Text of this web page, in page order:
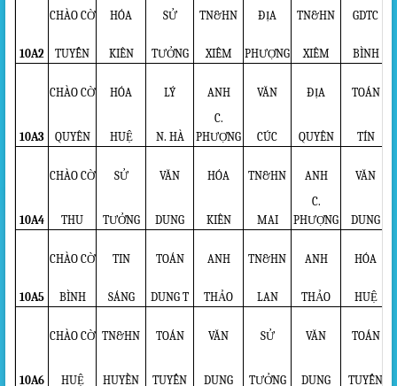
10A2
CHÀO CỜ HÓA SỬ TN&HN ĐỊA TN&HN GDTC
TUYẾN KIÊN TƯỞNG XIÊM PHƯỢNG XIÊM BÌNH
10A3
CHÀO CỜ HÓA LÝ ANH VĂN ĐỊA TOÁN
QUYÊN HUỆ N. HÀ
C.
PHƯỢNG
CÚC QUYÊN TÍN
10A4
CHÀO CỜ SỬ VĂN HÓA TN&HN ANH VĂN
THU TƯỞNG DUNG KIÊN MAI
C.
PHƯỢNG
DUNG
10A5
CHÀO CỜ TIN TOÁN ANH TN&HN ANH HÓA
BÌNH SÁNG DUNG T THẢO LAN THẢO HUỆ
10A6
CHÀO CỜ TN&HN TOÁN VĂN SỬ VĂN TOÁN
HUỆ HUYỀN TUYẾN DUNG TƯỞNG DUNG TUYẾN